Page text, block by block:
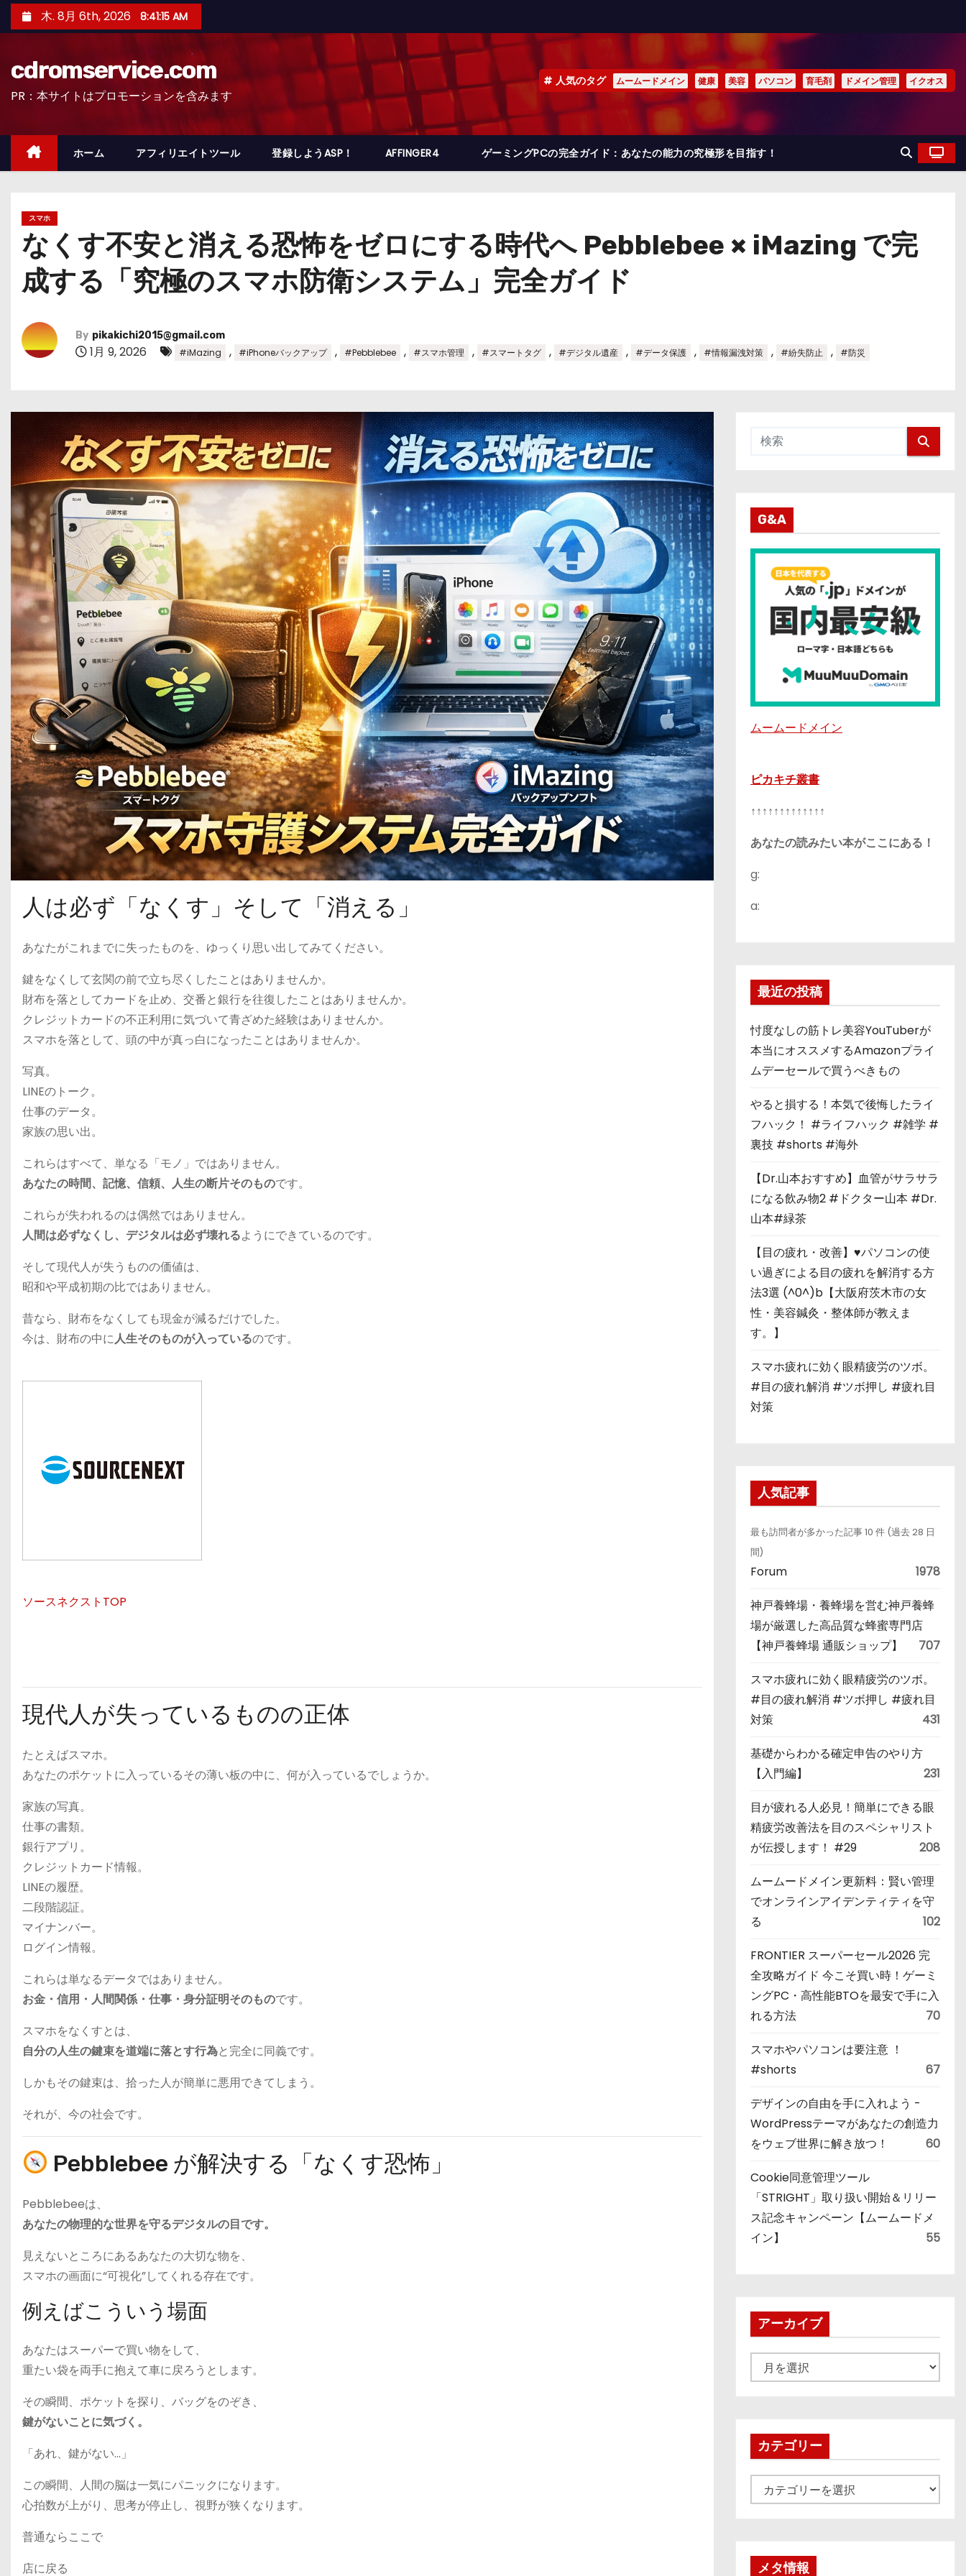
ン
ッ
木. 8月 6th, 2026 8:41:16 AM
cdromservice.com
PR：本サイトはプロモーションを含みます
人気のタグ ムームードメイン 健康 美容 パソコン 育毛剤 ドメイン管理 イクオス
ホーム アフィリエイトツール 登録しようASP！ AFFINGER4 ゲーミングPCの完全ガイド：あなたの能力の究極形を目指す！
スマホ
なくす不安と消える恐怖をゼロにする時代へ Pebblebee × iMazing で完
成する「究極のスマホ防衛システム」完全ガイド
By pikakichi2015@gmail.com
1月 9, 2026 #iMazing , #iPhoneバックアップ , #Pebblebee , #スマホ管理 , #スマートタグ , #デジタル遺産 , #データ保護 , #情報漏洩対策 , #紛失防止 , #防災
人は必ず「なくす」そして「消える」
あなたがこれまでに失ったものを、ゆっくり思い出してみてください。
鍵をなくして玄関の前で立ち尽くしたことはありませんか。
財布を落としてカードを止め、交番と銀行を往復したことはありませんか。
クレジットカードの不正利用に気づいて青ざめた経験はありませんか。
スマホを落として、頭の中が真っ白になったことはありませんか。
写真。
LINEのトーク。
仕事のデータ。
家族の思い出。
これらはすべて、単なる「モノ」ではありません。
あなたの時間、記憶、信頼、人生の断片そのものです。
これらが失われるのは偶然ではありません。
人間は必ずなくし、デジタルは必ず壊れるようにできているのです。
そして現代人が失うものの価値は、
昭和や平成初期の比ではありません。
昔なら、財布をなくしても現金が減るだけでした。
今は、財布の中に人生そのものが入っているのです。
ソースネクストTOP
現代人が失っているものの正体
たとえばスマホ。
あなたのポケットに入っているその薄い板の中に、何が入っているでしょうか。
家族の写真。
仕事の書類。
銀行アプリ。
クレジットカード情報。
LINEの履歴。
二段階認証。
マイナンバー。
ログイン情報。
これらは単なるデータではありません。
お金・信用・人間関係・仕事・身分証明そのものです。
スマホをなくすとは、
自分の人生の鍵束を道端に落とす行為と完全に同義です。
しかもその鍵束は、拾った人が簡単に悪用できてしまう。
それが、今の社会です。
Pebblebee が解決する「なくす恐怖」
Pebblebeeは、
あなたの物理的な世界を守るデジタルの目です。
見えないところにあるあなたの大切な物を、
スマホの画面に“可視化”してくれる存在です。
例えばこういう場面
あなたはスーパーで買い物をして、
重たい袋を両手に抱えて車に戻ろうとします。
その瞬間、ポケットを探り、バッグをのぞき、
鍵がないことに気づく。
「あれ、鍵がない…」
この瞬間、人間の脳は一気にパニックになります。
心拍数が上がり、思考が停止し、視野が狭くなります。
普通ならここで
店に戻る
G&A
ムームードメイン
ピカキチ叢書
↑↑↑↑↑↑↑↑↑↑↑↑↑
あなたの読みたい本がここにある！
g:
a:
最近の投稿
忖度なしの筋トレ美容YouTuberが
本当にオススメするAmazonプライ
ムデーセールで買うべきもの
やると損する！本気で後悔したライ
フハック！ #ライフハック #雑学 #
裏技 #shorts #海外
【Dr.山本おすすめ】血管がサラサラ
になる飲み物2 #ドクター山本 #Dr.
山本#緑茶
【目の疲れ・改善】♥パソコンの使
い過ぎによる目の疲れを解消する方
法3選 (^0^)b【大阪府茨木市の女
性・美容鍼灸・整体師が教えま
す。】
スマホ疲れに効く眼精疲労のツボ。
#目の疲れ解消 #ツボ押し #疲れ目
対策
人気記事
最も訪問者が多かった記事 10 件 (過去 28 日
間)
Forum 1978
神戸養蜂場・養蜂場を営む神戸養蜂
場が厳選した高品質な蜂蜜専門店
【神戸養蜂場 通販ショップ】
707
スマホ疲れに効く眼精疲労のツボ。
#目の疲れ解消 #ツボ押し #疲れ目
対策
431
基礎からわかる確定申告のやり方
【入門編】
231
目が疲れる人必見！簡単にできる眼
精疲労改善法を目のスペシャリスト
が伝授します！ #29
208
ムームードメイン更新料：賢い管理
でオンラインアイデンティティを守
る
102
FRONTIER スーパーセール2026 完
全攻略ガイド 今こそ買い時！ゲーミ
ングPC・高性能BTOを最安で手に入
れる方法
70
スマホやパソコンは要注意 ！
#shorts
67
デザインの自由を手に入れよう -
WordPressテーマがあなたの創造力
をウェブ世界に解き放つ！
60
Cookie同意管理ツール
「STRIGHT」取り扱い開始＆リリー
ス記念キャンペーン【ムームードメ
イン】
55
アーカイブ
ー
ブカテゴリー
テ
メタ情報